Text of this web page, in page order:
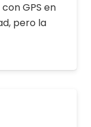
GPS en
pero la